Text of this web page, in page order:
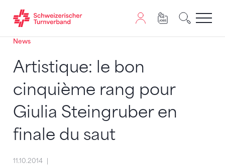
Zum Inhalt springen
Zur Sitemap navigieren
Zum Navigieren dieser Seite wird JavaScript benötigt.
News
Artistique: le bon
cinquième rang pour
Giulia Steingruber en
finale du saut
11.10.2014